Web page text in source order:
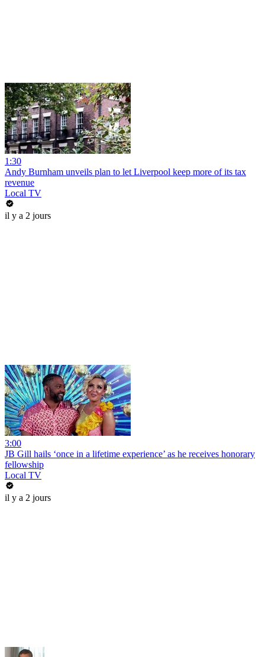
1:30
Andy Burnham unveils plan to let Liverpool keep more of its tax
revenue
Local TV
il y a 2 jours
3:00
JB Gill hails ‘once in a lifetime experience’ as he receives honorary
fellowship
Local TV
il y a 2 jours